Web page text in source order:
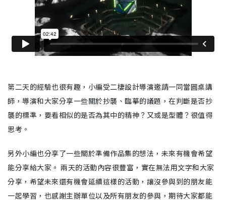
第二天的經驗也很有趣，小編受二棲設計導演邀請一同當圓桌講
師，導演和大家分享一些關於抄襲、臨摹的議題，在判斷是否抄
襲的標準，要看相似的是否為其中的精神？又或是型體？很值得
思考。
另外小編也分享了一些關於準備作品集的想法，未來有機會希望
能分享給大家。 兩天的活動內容很豐富，實在無法用文字和大家
分享，希望未來還有機會延續這樣的活動，讓沒參與到的朋友能
一起學習，也感謝主辦單位以及所有朋友的參與，期待大家都能